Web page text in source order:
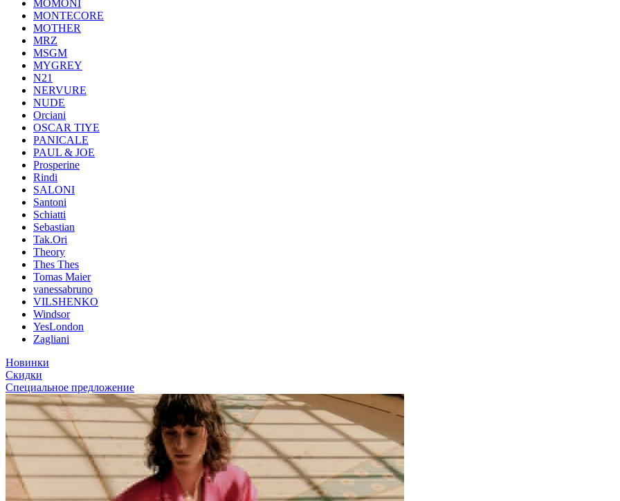
MOMONI
MONTECORE
MOTHER
MRZ
MSGM
MYGREY
N21
NERVURE
NUDE
Orciani
OSCAR TIYE
PANICALE
PAUL & JOE
Prosperine
Rindi
SALONI
Santoni
Schiatti
Sebastian
Tak.Ori
Theory
Thes Thes
Tomas Maier
vanessabruno
VILSHENKO
Windsor
YesLondon
Zagliani
Новинки
Скидки
Специальное предложение